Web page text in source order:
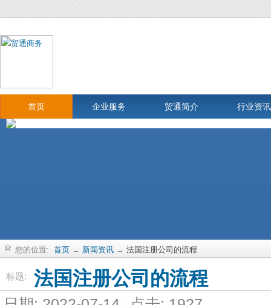
首页 企业服务 贸通简介 行业资讯
您的位置: 首页 → 新闻资讯 → 法国注册公司的流程
标题: 法国注册公司的流程